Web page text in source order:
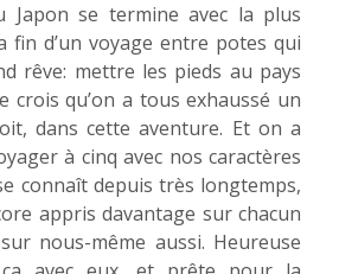
Japon se termine avec la plus
fin d’un voyage entre potes qui
rêve: mettre les pieds au pays
crois qu’on a tous exhaussé un
dans cette aventure. Et on a
à cinq avec nos caractères
connaît depuis très longtemps,
appris davantage sur chacun
nous-même aussi. Heureuse